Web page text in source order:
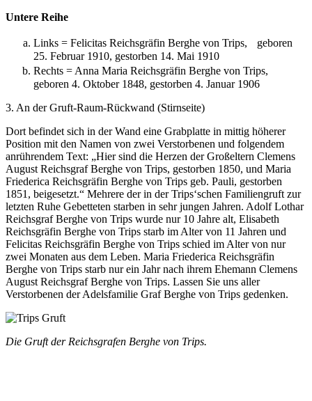
Untere Reihe
Links = Felicitas Reichsgräfin Berghe von Trips, geboren
25. Februar 1910, gestorben 14. Mai 1910
Rechts = Anna Maria Reichsgräfin Berghe von Trips,
geboren 4. Oktober 1848, gestorben 4. Januar 1906
3. An der Gruft-Raum-Rückwand (Stirnseite)
Dort befindet sich in der Wand eine Grabplatte in mittig höherer
Position mit den Namen von zwei Verstorbenen und folgendem
anrührendem Text: „Hier sind die Herzen der Großeltern Clemens
August Reichsgraf Berghe von Trips, gestorben 1850, und Maria
Friederica Reichsgräfin Berghe von Trips geb. Pauli, gestorben
1851, beigesetzt.“ Mehrere der in der Trips‘schen Familiengruft zur
letzten Ruhe Gebetteten starben in sehr jungen Jahren. Adolf Lothar
Reichsgraf Berghe von Trips wurde nur 10 Jahre alt, Elisabeth
Reichsgräfin Berghe von Trips starb im Alter von 11 Jahren und
Felicitas Reichsgräfin Berghe von Trips schied im Alter von nur
zwei Monaten aus dem Leben. Maria Friederica Reichsgräfin
Berghe von Trips starb nur ein Jahr nach ihrem Ehemann Clemens
August Reichsgraf Berghe von Trips. Lassen Sie uns aller
Verstorbenen der Adelsfamilie Graf Berghe von Trips gedenken.
Die Gruft der Reichsgrafen Berghe von Trips.